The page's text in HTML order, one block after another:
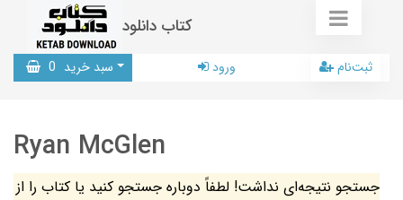
کتاب دانلود
سبد خرید 0 ورود ثبت‌نام
Ryan McGlen
جستجو نتیجه‌ای نداشت! لطفاً دوباره جستجو کنید یا کتاب را از